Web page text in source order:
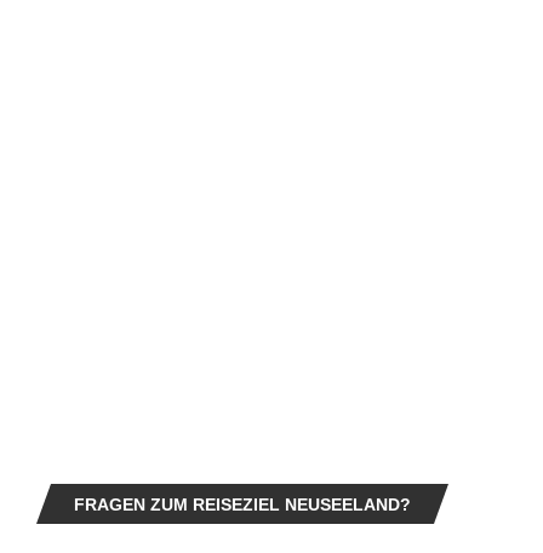
FRAGEN ZUM REISEZIEL NEUSEELAND?